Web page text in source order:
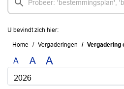
U bevindt zich hier:
Home Vergaderingen Vergadering
A A A
2026